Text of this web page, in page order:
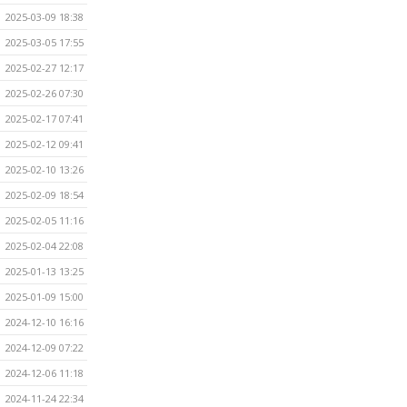
2025-03-09 18:38
2025-03-05 17:55
2025-02-27 12:17
2025-02-26 07:30
2025-02-17 07:41
2025-02-12 09:41
2025-02-10 13:26
2025-02-09 18:54
2025-02-05 11:16
2025-02-04 22:08
2025-01-13 13:25
2025-01-09 15:00
2024-12-10 16:16
2024-12-09 07:22
2024-12-06 11:18
2024-11-24 22:34